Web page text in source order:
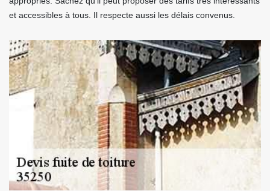
et accessibles à tous. Il respecte aussi les délais convenus.